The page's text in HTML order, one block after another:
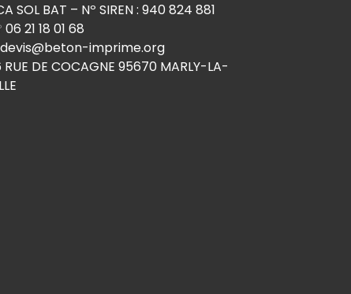
SOL BAT – Nº SIREN : 940 824 881
21 18 01 68
imprime.org
RUE DE COCAGNE 95670 MARLY-LA-